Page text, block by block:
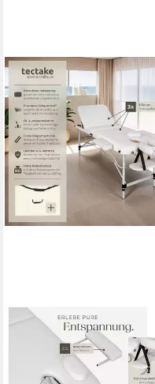
TECTAKE
Massageliege Massagetisch
klappbar höhenverstellbar
Aluminiumgestell 61cm 5cm